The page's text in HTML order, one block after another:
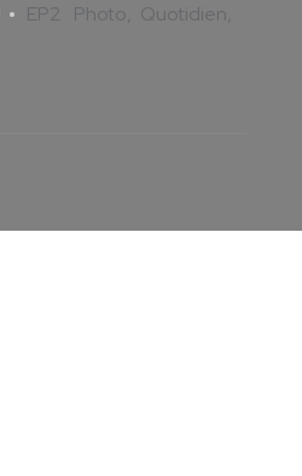
EP2 Photo Quotidien